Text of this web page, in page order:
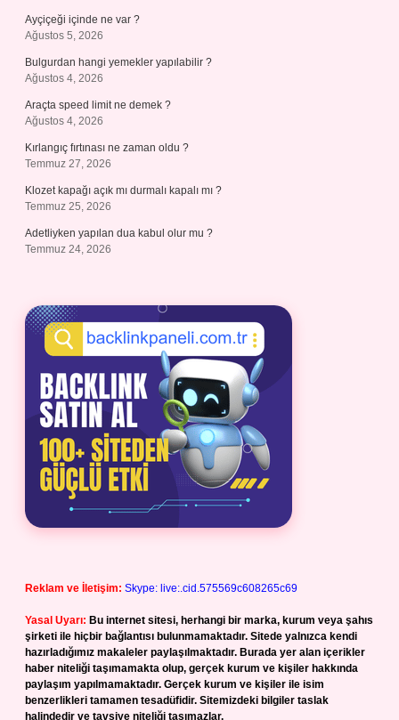
Ayçiçeği içinde ne var ?
Ağustos 5, 2026
Bulgurdan hangi yemekler yapılabilir ?
Ağustos 4, 2026
Araçta speed limit ne demek ?
Ağustos 4, 2026
Kırlangıç fırtınası ne zaman oldu ?
Temmuz 27, 2026
Klozet kapağı açık mı durmalı kapalı mı ?
Temmuz 25, 2026
Adetliyken yapılan dua kabul olur mu ?
Temmuz 24, 2026
Reklam ve İletişim: Skype: live:.cid.575569c608265c69
Yasal Uyarı: Bu internet sitesi, herhangi bir marka, kurum veya şahıs
şirketi ile hiçbir bağlantısı bulunmamaktadır. Sitede yalnızca kendi
hazırladığımız makaleler paylaşılmaktadır. Burada yer alan içerikler
haber niteliği taşımamakta olup, gerçek kurum ve kişiler hakkında
paylaşım yapılmamaktadır. Gerçek kurum ve kişiler ile isim
benzerlikleri tamamen tesadüfidir. Sitemizdeki bilgiler taslak
halindedir ve tavsiye niteliği taşımazlar.